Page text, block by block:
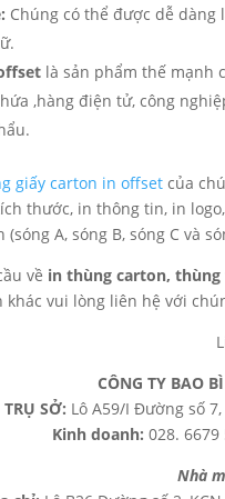
Chúng có thể được dễ
là sản phẩm thế mạnh
,hàng điện tử, công
giấy carton in offset của
thước, in thông tin, in
A, sóng B, sóng C và
về in thùng carton,
khác vui lòng liên hệ với
CÔNG TY BAO
TRỤ SỞ: Lô A59/I Đường số
Kinh doanh: 028. 6679
Nhà